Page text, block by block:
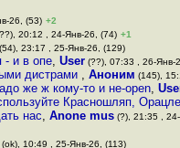
26, (53) +2
20:12 , 24-Янв-26, (74) +1
(54), 23:17 , 25-Янв-26, (129)
- и в опе, User (??), 07:33 , 26-Янв-
дистрами , Аноним (145),
же ж кому-то и не-open,
Красношляп,
нас, Anone mus (?), 21:35 ,
(ok), 10:49 , 25-Янв-26, (113)